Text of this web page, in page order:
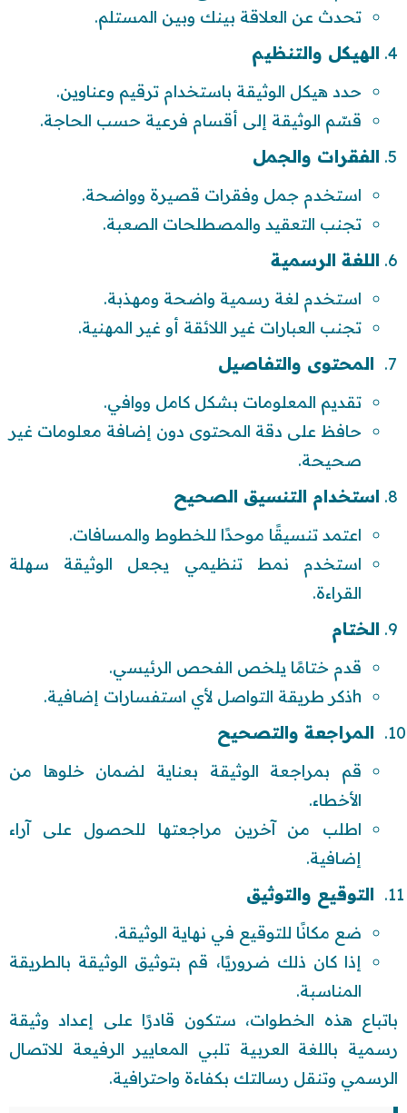
تحدث عن العلاقة بينك وبين المستلم.
الهيكل والتنظيم
حدد هيكل الوثيقة باستخدام ترقيم وعناوين.
قسّم الوثيقة إلى أقسام فرعية حسب الحاجة.
الفقرات والجمل
استخدم جمل وفقرات قصيرة وواضحة.
تجنب التعقيد والمصطلحات الصعبة.
اللغة الرسمية
استخدم لغة رسمية واضحة ومهذبة.
تجنب العبارات غير اللائقة أو غير المهنية.
المحتوى والتفاصيل
تقديم المعلومات بشكل كامل ووافي.
حافظ على دقة المحتوى دون إضافة معلومات غير
صحيحة.
استخدام التنسيق الصحيح
اعتمد تنسيقًا موحدًا للخطوط والمسافات.
استخدم نمط تنظيمي يجعل الوثيقة سهلة
القراءة.
الختام
قدم ختامًا يلخص الفحص الرئيسي.
hذكر طريقة التواصل لأي استفسارات إضافية.
المراجعة والتصحيح
قم بمراجعة الوثيقة بعناية لضمان خلوها من
الأخطاء.
اطلب من آخرين مراجعتها للحصول على آراء
إضافية.
التوقيع والتوثيق
ضع مكانًا للتوقيع في نهاية الوثيقة.
إذا كان ذلك ضروريًا، قم بتوثيق الوثيقة بالطريقة
المناسبة.
باتباع هذه الخطوات، ستكون قادرًا على إعداد وثيقة
رسمية باللغة العربية تلبي المعايير الرفيعة للاتصال
الرسمي وتنقل رسالتك بكفاءة واحترافية.